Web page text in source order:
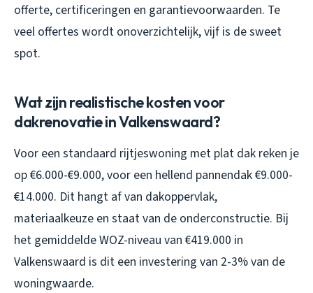
offerte, certificeringen en garantievoorwaarden. Te
veel offertes wordt onoverzichtelijk, vijf is de sweet
spot.
Wat zijn realistische kosten voor
dakrenovatie in Valkenswaard?
Voor een standaard rijtjeswoning met plat dak reken je
op €6.000-€9.000, voor een hellend pannendak €9.000-
€14.000. Dit hangt af van dakoppervlak,
materiaalkeuze en staat van de onderconstructie. Bij
het gemiddelde WOZ-niveau van €419.000 in
Valkenswaard is dit een investering van 2-3% van de
woningwaarde.